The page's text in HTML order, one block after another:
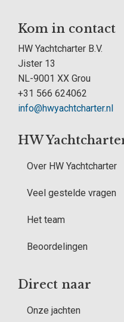
Kom in contact
HW Yachtcharter B.V.
Jister 13
NL-9001 XX Grou
+31 566 624062
info@hwyachtcharter.nl
HW
Over HW Yachtcharter
Veel gestelde vragen
Het team
Beoordelingen
Direct naar
Onze jachten